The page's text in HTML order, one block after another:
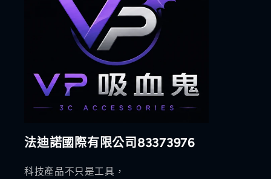
法迪諾國際有限公司83373976
科技產品不只是工具，